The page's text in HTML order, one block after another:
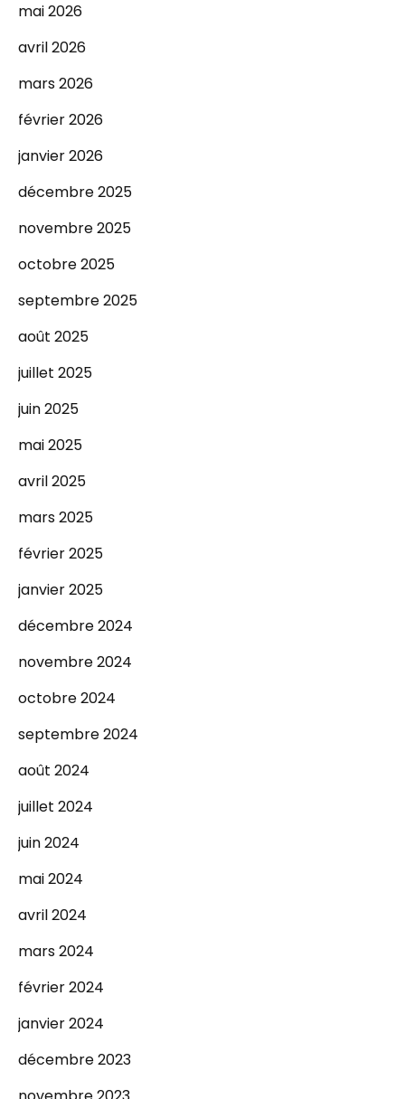
mai 2026
avril 2026
mars 2026
février 2026
janvier 2026
décembre 2025
novembre 2025
octobre 2025
septembre 2025
août 2025
juillet 2025
juin 2025
mai 2025
avril 2025
mars 2025
février 2025
janvier 2025
décembre 2024
novembre 2024
octobre 2024
septembre 2024
août 2024
juillet 2024
juin 2024
mai 2024
avril 2024
mars 2024
février 2024
janvier 2024
décembre 2023